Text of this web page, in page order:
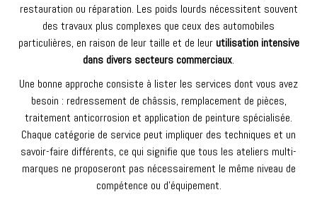
restauration ou réparation. Les poids lourds nécessitent souvent
des travaux plus complexes que ceux des automobiles
particulières, en raison de leur taille et de leur utilisation intensive
dans divers secteurs commerciaux.
Une bonne approche consiste à lister les services dont vous avez
besoin : redressement de châssis, remplacement de pièces,
traitement anticorrosion et application de peinture spécialisée.
Chaque catégorie de service peut impliquer des techniques et un
savoir-faire différents, ce qui signifie que tous les ateliers multi-
marques ne proposeront pas nécessairement le même niveau de
compétence ou d’équipement.